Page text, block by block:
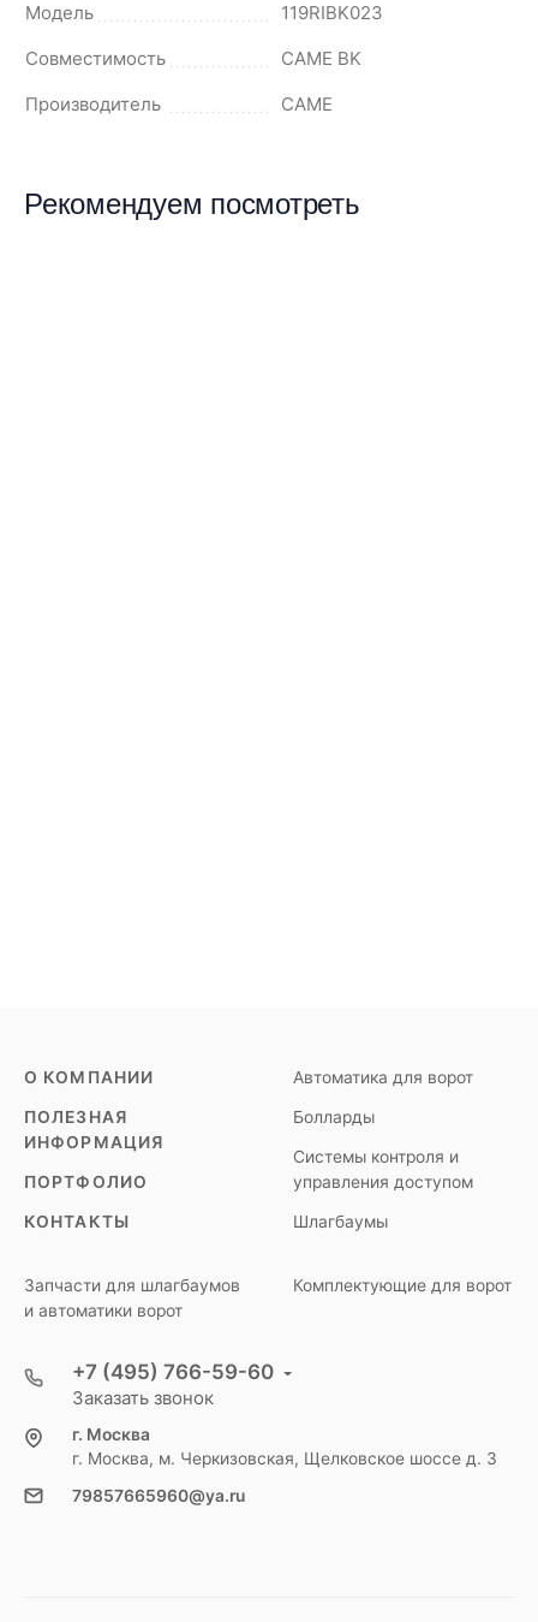
Модель
119RIBK023
Совместимость
CAME BK
Производитель
CAME
Рекомендуем посмотреть
О КОМПАНИИ
ПОЛЕЗНАЯ
ИНФОРМАЦИЯ
ПОРТФОЛИО
КОНТАКТЫ
Автоматика для ворот
Болларды
Системы контроля и
управления доступом
Шлагбаумы
Запчасти для шлагбаумов
и автоматики ворот
Комплектующие для ворот
+7 (495) 766-59-60
Заказать звонок
г. Москва
г. Москва, м. Черкизовская, Щелковское шоссе д. 3
79857665960@ya.ru